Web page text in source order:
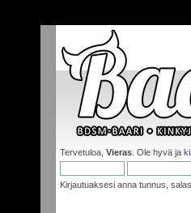
Tervetuloa, Vieras . Ole hyvä ja
Kirjautuaksesi anna tunnus,